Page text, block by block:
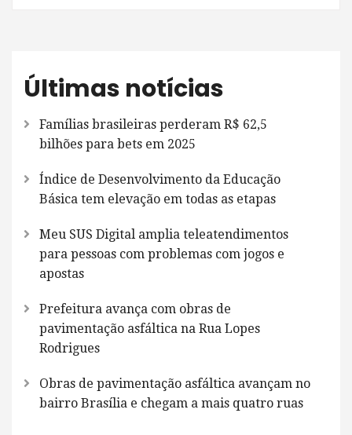
Últimas notícias
Famílias brasileiras perderam R$ 62,5
bilhões para bets em 2025
Índice de Desenvolvimento da Educação
Básica tem elevação em todas as etapas
Meu SUS Digital amplia teleatendimentos
para pessoas com problemas com jogos e
apostas
Prefeitura avança com obras de
pavimentação asfáltica na Rua Lopes
Rodrigues
Obras de pavimentação asfáltica avançam no
bairro Brasília e chegam a mais quatro ruas